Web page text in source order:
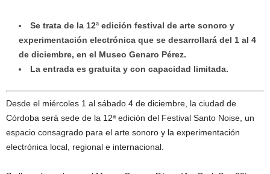
Se trata de la 12ª edición festival de arte sonoro y
experimentación electrónica que se desarrollará del 1 al 4
de diciembre, en el Museo Genaro Pérez.
La entrada es gratuita y con capacidad limitada.
Desde el miércoles 1 al sábado 4 de diciembre, la ciudad de
Córdoba será sede de la 12ª edición del Festival Santo Noise, un
espacio consagrado para el arte sonoro y la experimentación
electrónica local, regional e internacional.